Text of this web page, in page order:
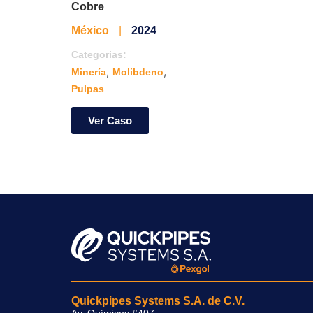
Cobre
México
2024
Categorias:
Minería, Molibdeno,
Pulpas
Ver Caso
Quickpipes Systems S.A. de C.V.